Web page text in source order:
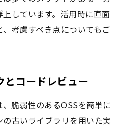
しています。活用時に直面
考慮すべき点についてもご
とコードレビュー
脆弱性のあるOSSを簡単に
古いライブラリを用いた実